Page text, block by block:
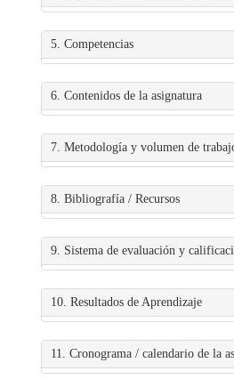
5. Competencias
6. Contenidos de la asignatura
7. Metodología y volumen de
8. Bibliografía / Recursos
9. Sistema de evaluación y
10. Resultados de Aprendizaje
11. Cronograma / calendario de la